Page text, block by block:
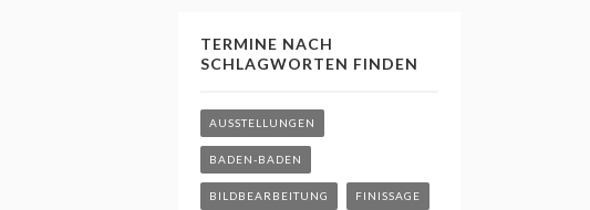
TERMINE NACH
SCHLAGWORTEN FINDEN
AUSSTELLUNGEN
BADEN-BADEN
BILDBEARBEITUNG FINISSAGE